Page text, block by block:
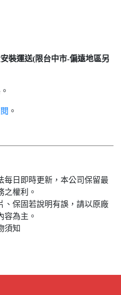
裝運送(限台中市-偏遠地區另
。
每日即時更新，本公司保留最
之權利。
、保固若說明有誤，請以原廠
容為主。
須知